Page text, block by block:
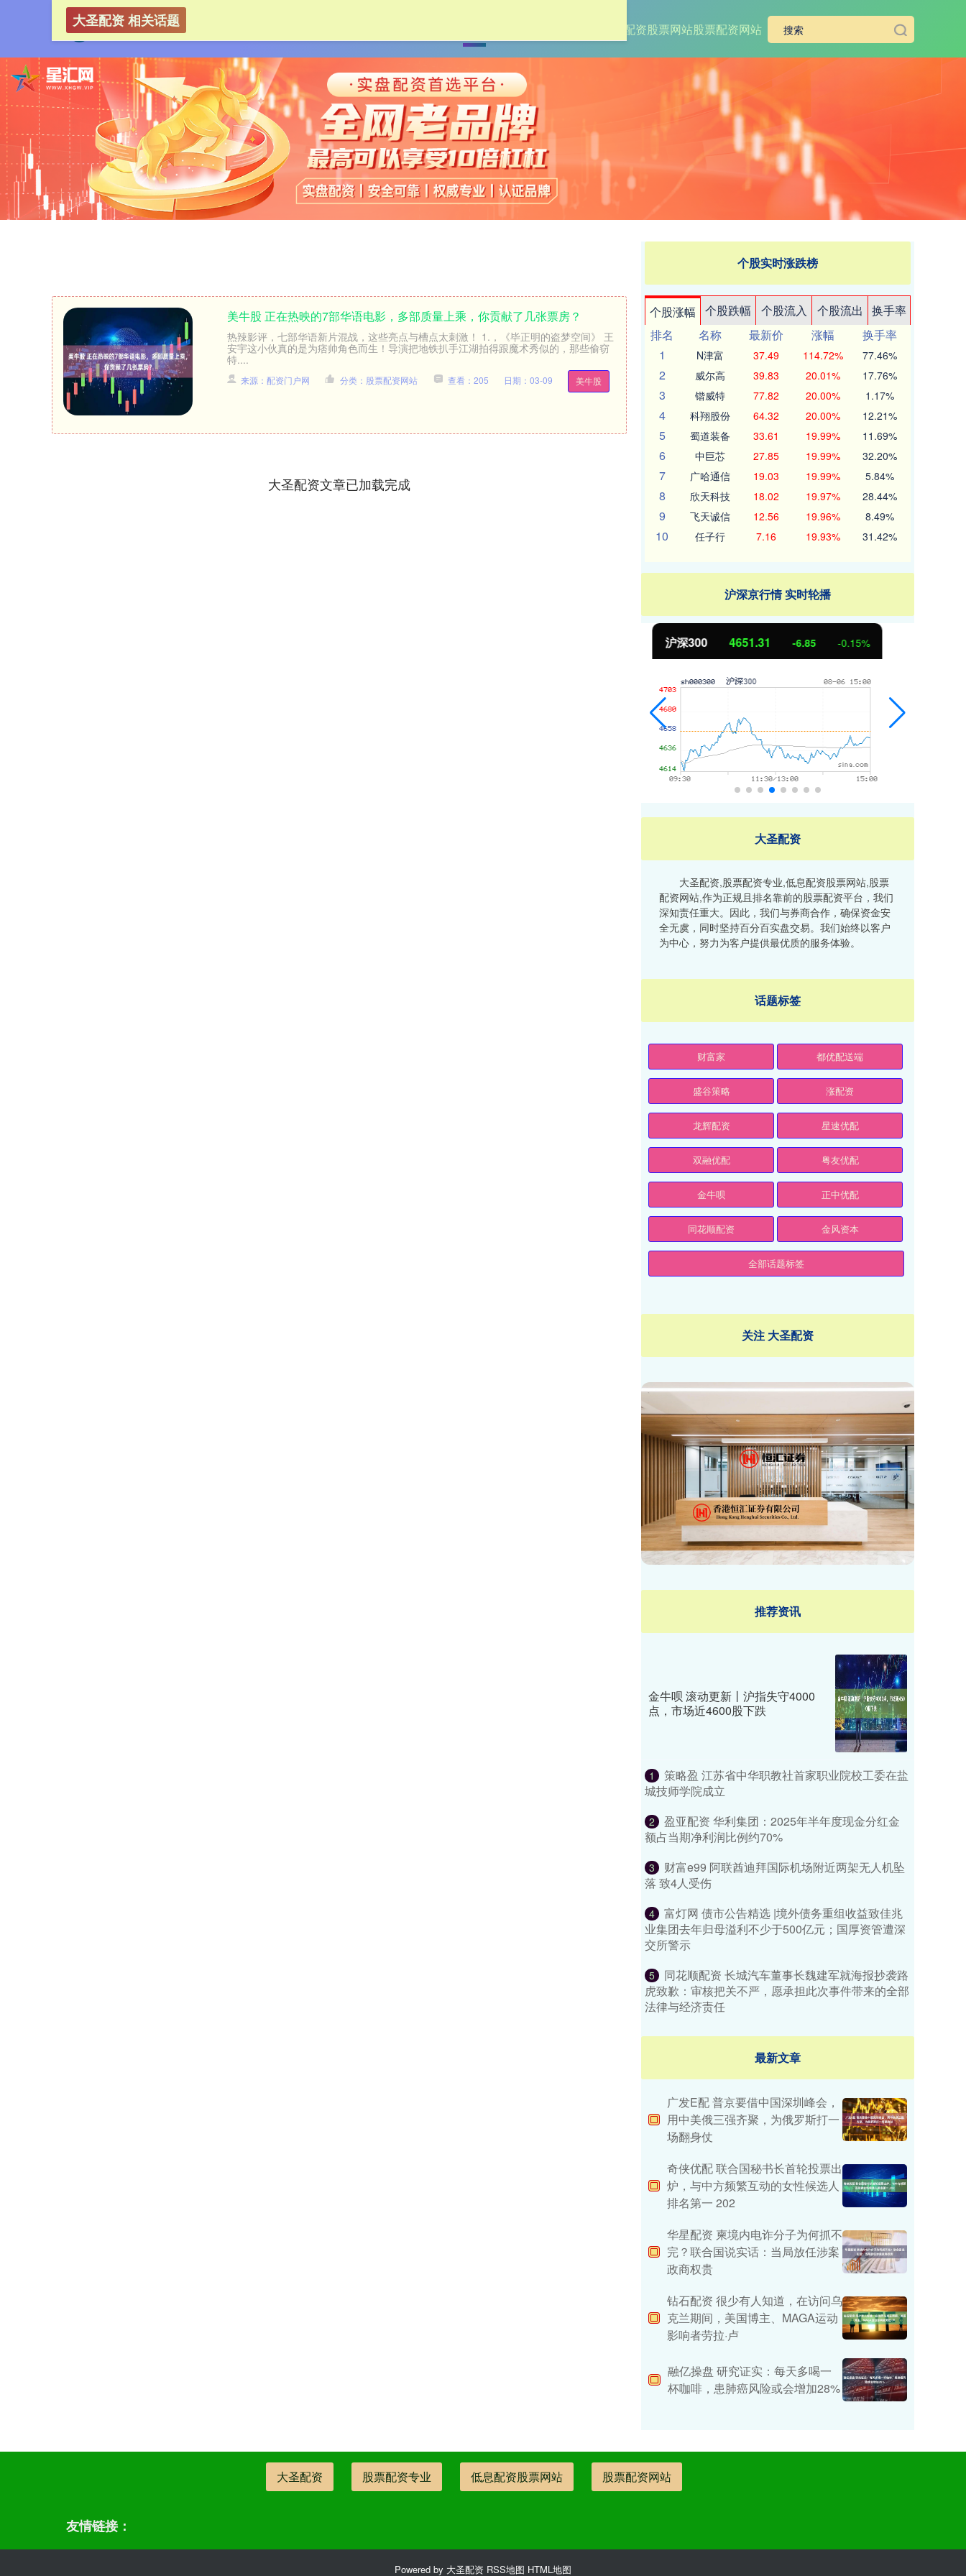
低息配资股票网站股票配资网站
大圣配资 相关话题
美牛股 正在热映的7部华语电影，多部质量上乘，你贡献了几张票房？
热辣影评，七部华语新片混战，这些亮点与槽点太刺激！ 1.，《毕正明的盗梦空间》 王
安宇这小伙真的是为痞帅角色而生！导演把地铁扒手江湖拍得跟魔术秀似的，那些偷窃
特....
美牛股
来源：配资门户网 分类：股票配资网站 查看：205 日期：03-09
大圣配资文章已加载完成
个股实时涨跌榜
个股涨幅 个股跌幅 个股流入 个股流出
换手率
排名
名称 最新价 涨幅
换手率
1
N津富 37.49 114.72% 77.46%
2 威尔高 39.83 20.01% 17.76%
3 锴威特 77.82 20.00% 1.17%
4 科翔股份 64.32 20.00% 12.21%
5 蜀道装备 33.61 19.99% 11.69%
6 中巨芯 27.85 19.99% 32.20%
7 广哈通信 19.03 19.99% 5.84%
8 欣天科技 18.02 19.97% 28.44%
9 飞天诚信 12.56 19.96% 8.49%
10 任子行 7.16 19.93% 31.42%
沪深京行情 实时轮播
北证50 1122.88 3.42 0.30%
大圣配资
大圣配资,股票配资专业,低息配资股票网站,股票
配资网站,作为正规且排名靠前的股票配资平台，我们
深知责任重大。因此，我们与券商合作，确保资金安
全无虞，同时坚持百分百实盘交易。我们始终以客户
为中心，努力为客户提供最优质的服务体验。
话题标签
财富家 都优配送端
盛谷策略 涨配资
龙辉配资 星速优配
双融优配 粤友优配
金牛呗 正中优配
同花顺配资 金风资本
全部话题标签
关注 大圣配资
推荐资讯
金牛呗 滚动更新丨沪指失守4000
点，市场近4600股下跌
1
策略盈 江苏省中华职教社首家职业院校工委在盐
城技师学院成立
2
盈亚配资 华利集团：2025年半年度现金分红金
额占当期净利润比例约70%
3
财富e99 阿联酋迪拜国际机场附近两架无人机坠
落 致4人受伤
4
富灯网 债市公告精选 |境外债务重组收益致佳兆
业集团去年归母溢利不少于500亿元；国厚资管遭深
交所警示
5
同花顺配资 长城汽车董事长魏建军就海报抄袭路
虎致歉：审核把关不严，愿承担此次事件带来的全部
法律与经济责任
最新文章
广发E配 普京要借中国深圳峰会，
用中美俄三强齐聚，为俄罗斯打一
场翻身仗
奇侠优配 联合国秘书长首轮投票出
炉，与中方频繁互动的女性候选人
排名第一 202
华星配资 柬境内电诈分子为何抓不
完？联合国说实话：当局放任涉案
政商权贵
钻石配资 很少有人知道，在访问乌
克兰期间，美国博主、MAGA运动
影响者劳拉·卢
融亿操盘 研究证实：每天多喝一
杯咖啡，患肺癌风险或会增加28%
大圣配资 股票配资专业 低息配资股票网站 股票配资网站
友情链接：
Powered by 大圣配资 RSS地图 HTML地图